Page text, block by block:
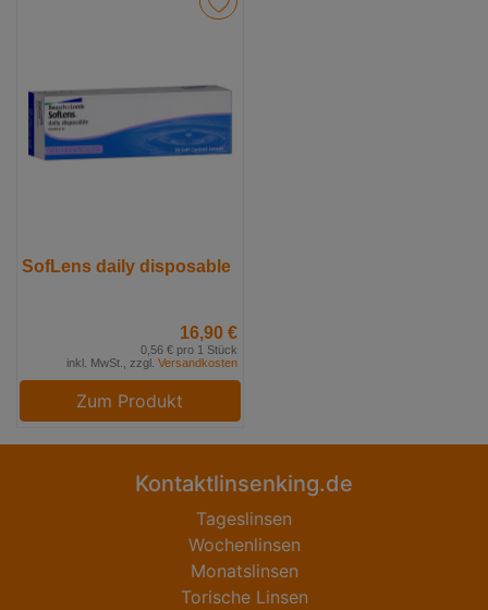
SofLens daily disposable
16,90 €
0,56 € pro 1 Stück
inkl. MwSt., zzgl. Versandkosten
Zum Produkt
Kontaktlinsenking.de
Tageslinsen
Wochenlinsen
Monatslinsen
Torische Linsen